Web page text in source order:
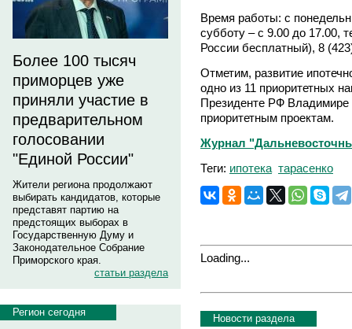
Более 100 тысяч
приморцев уже
приняли участие в
предварительном
голосовании
"Единой России"
Жители региона продолжают
выбирать кандидатов, которые
представят партию на
предстоящих выборах в
Государственную Думу и
Законодательное Собрание
Приморского края.
статьи раздела
Регион сегодня
Время работы: с
субботу – с 9.00 до 17.00,
России бесплатный), 8
Отметим, развитие
одно из 11 приоритетных
Президенте РФ Владимире
приоритетным проектам.
Журнал
Теги: ипотека тарасенко
Loading...
Новости раздела